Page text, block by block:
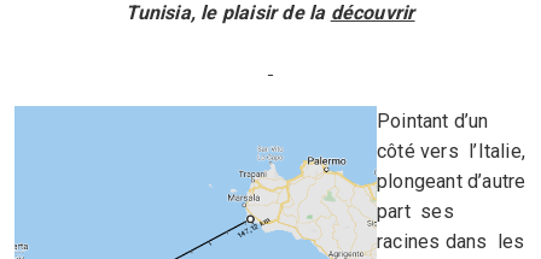
Tunisia, le plaisir de la découvrir
Pointant d’un
côté vers l’Italie,
plongeant d’autre
part ses
racines dans les